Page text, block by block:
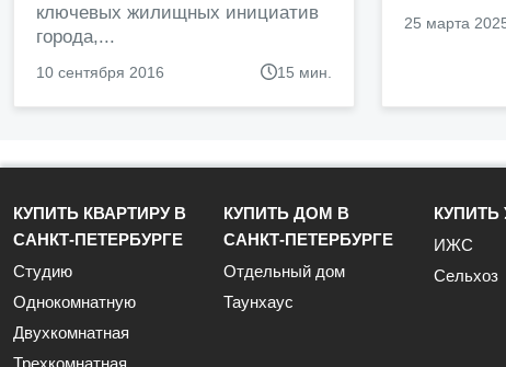
ключевых жилищных инициатив
города,...
10 сентября 2016 15 мин.
25 марта
КУПИТЬ КВАРТИРУ В
САНКТ-ПЕТЕРБУРГЕ
Студию
Однокомнатную
Двухкомнатная
Трехкомнатная
КУПИТЬ ДОМ В
САНКТ-ПЕТЕРБУРГЕ
Отдельный дом
Таунхаус
КУПИТЬ
ИЖС
Сельхоз